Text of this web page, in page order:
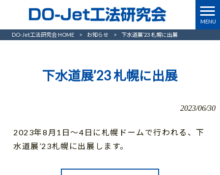
MENU
DO-Jet工法研究会 HOME > お知らせ > 下水道展’23 札幌に出展
下水道展’23 札幌に出展
2023/06/30
2023年8月1日～4日に札幌ドームで行われる、下
水道展’23札幌に出展します。